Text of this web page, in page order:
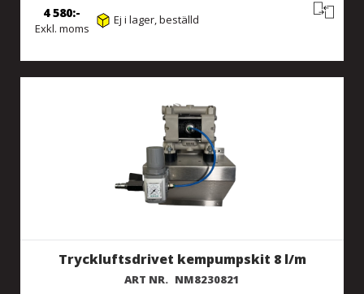
Exkl. moms
4 580 Ej i lager, beställd
Tryckluftsdrivet kempumpskit 8 l/m
ART NR. NM8230821